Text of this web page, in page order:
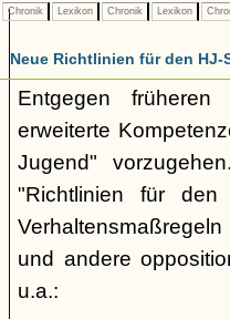
Chronik Lexikon Chronik Lexikon
Neue Richtlinien für den HJ-
Entgegen früheren
erweiterte
Jugend"
"Richtlinien für den
und andere
u.a.: